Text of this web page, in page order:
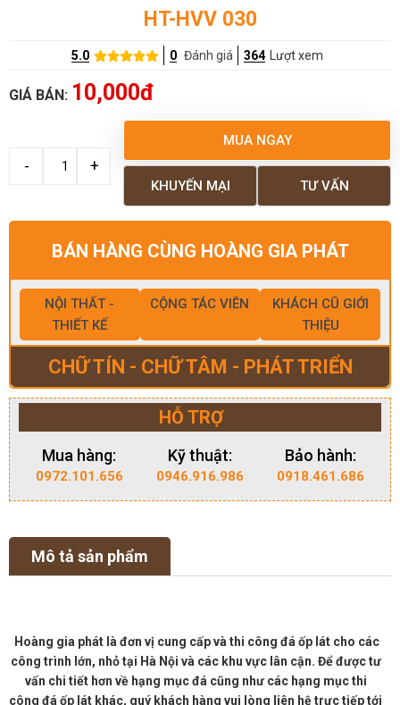
HT-HVV 030
5.0 0 Đánh giá 364 Lượt xem
GIÁ BÁN: 10,000đ
MUA NGAY
TƯ VẤN
KHUYẾN MẠI
BÁN HÀNG CÙNG HOÀNG GIA PHÁT
NỘI THẤT -
THIẾT KẾ
CỘNG TÁC VIÊN
KHÁCH CŨ GIỚI
THIỆU
CHỮ TÍN - CHỮ TÂM - PHÁT TRIỂN
HỖ TRỢ
Mua hàng:
0972.101.656
Kỹ thuật:
0946.916.986
Bảo hành:
0918.461.686
Mô tả sản phẩm
Hoàng gia phát là đơn vị cung cấp và thi công đá ốp lát cho các
công trình lớn, nhỏ tại Hà Nội và các khu vực lân cận. Để được tư
vấn chi tiết hơn về hạng mục đá cũng như các hạng mục thi
công đá ốp lát khác, quý khách hàng vui lòng liên hệ trực tiếp tới